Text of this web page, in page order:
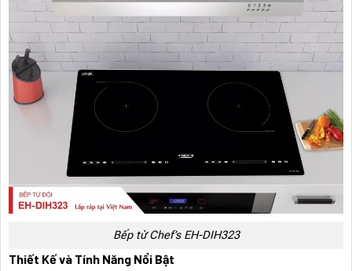
Bếp từ Chef’s EH-DIH323
Thiết Kế và Tính Năng Nổi Bật